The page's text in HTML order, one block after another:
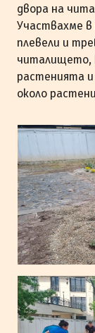
двора на
Участвахме в
плевели и
читалището,
растенията
около